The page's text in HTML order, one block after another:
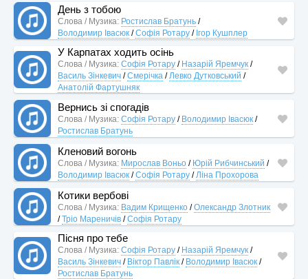
День з тобою
Слова / Музика: Ростислав Братунь /
Володимир Івасюк /Софія Ротару / Ігор Кушплер
У Карпатах ходить осінь
Слова / Музика: Софія Ротару / Назарій Яремчук /
Василь Зінкевич /Смерічка /Левко Дутковський /
Анатолій Фартушняк
Вернись зі спогадів
Слова / Музика: Софія Ротару / Володимир Івасюк /
Ростислав Братунь
Кленовий вогонь
Слова / Музика: Мирослав Воньо / Юрій Рибчинський /
Володимир Івасюк /Софія Ротару / Ліна Прохорова
Котики вербові
Слова / Музика: Вадим Крищенко /Олександр Злотник
/Тріо Мареничів /Софія Ротару
Пісня про тебе
Слова / Музика: Софія Ротару / Назарій Яремчук /
Василь Зінкевич / Віктор Павлік / Володимир Івасюк /
Ростислав Братунь